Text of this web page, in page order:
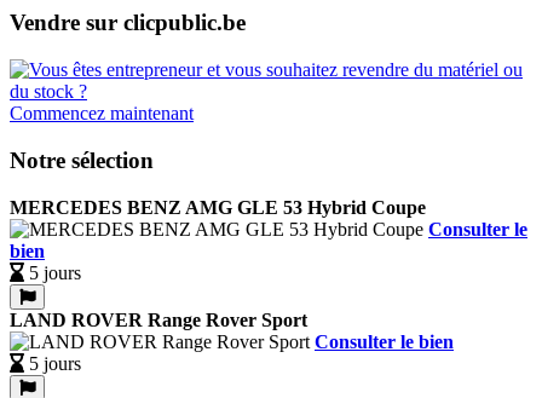
Vendre sur clicpublic.be
Commencez maintenant
Notre sélection
MERCEDES BENZ AMG GLE 53 Hybrid Coupe
Consulter le
bien
5 jours
LAND ROVER Range Rover Sport
Consulter le bien
5 jours